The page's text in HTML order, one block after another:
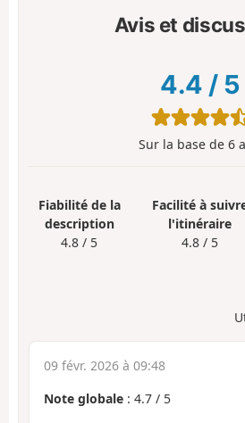
Avis et
4.4 / 5
Sur la base de 6
Fiabilité de la
description
4.8 / 5
Facilité à
l'itinéraire
4.8 / 5
09 févr. 2026 à 09:48
Note globale : 4.7 / 5